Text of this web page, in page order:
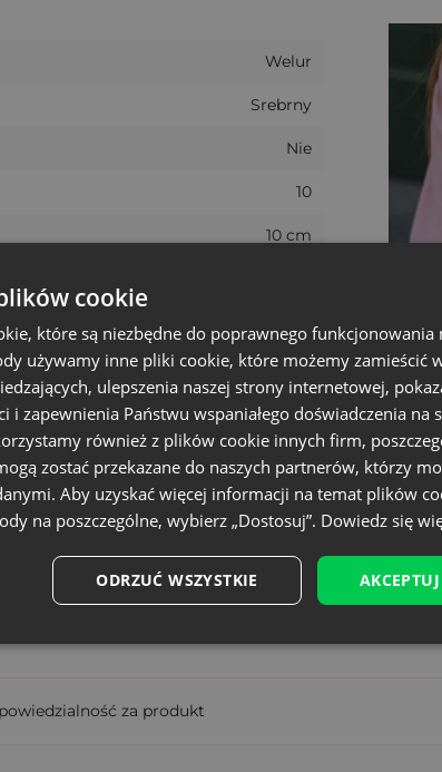
sposób na opakowanie prezentu oraz
Welur
Srebrny
Nie
10
10 cm
9.5 - 11 cm
+/- 1 cm
Mały
VVT-1013-SXX-112
może różnić +/- 1 cm
za produkt
cookie
które są niezbędne do poprawnego funkcjonowania
używamy inne pliki cookie, które możemy zamieścić
ulepszenia naszej strony internetowej,
i zapewnienia Państwu wspaniałego doświadczenia na
również z plików cookie innych firm,
zostać przekazane do naszych partnerów, którzy
Aby uzyskać więcej informacji na temat plików
na poszczególne, wybierz „Dostosuj”. Dowiedz się
ODRZUĆ WSZYSTKIE